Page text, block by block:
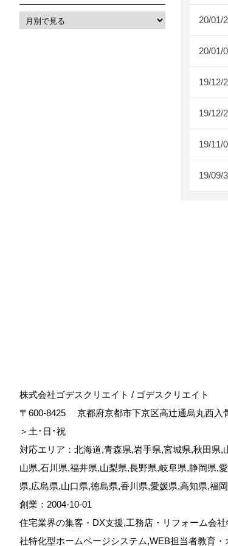
20/01/
20/01/
19/12/
19/12/
19/11/
19/09/
株式会社ゴデスクリエイト / ゴデスクリエイト
〒600-8425
京都府京都市下京区高辻通烏丸西
＞土･日･祝
対応エリア：北海道,青森県,岩手県,宮城県,秋田県
山県,石川県,福井県,山梨県,長野県,岐阜県,静岡県,
県,広島県,山口県,徳島県,香川県,愛媛県,高知県,福
創業：2004-10-01
住宅業界の集客・DX支援,工務店・リフォーム会
社特化型ホームページシステム,WEB担当者教育